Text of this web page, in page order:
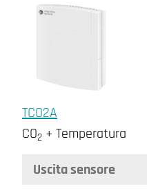
TCO2A
CO2 + Temperatura
Uscita sensore